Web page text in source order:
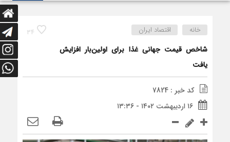
34 خانه اقتصاد ایران
شاخص قیمت جهانی غذا برای اولین‌بار افزایش
یافت
کد خبر : 7824
۱۶ اردیبهشت ۱۴۰۲ - ۱۳:۳۶